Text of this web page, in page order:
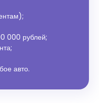
000 рублей;
авто.